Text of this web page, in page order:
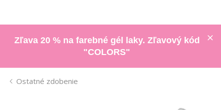
Zľava 20 % na farebné gél laky. Zľavový kód
"COLORS"
Ostatné zdobenie